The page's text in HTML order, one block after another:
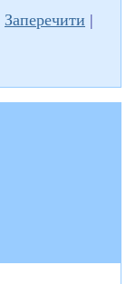
Заперечити |